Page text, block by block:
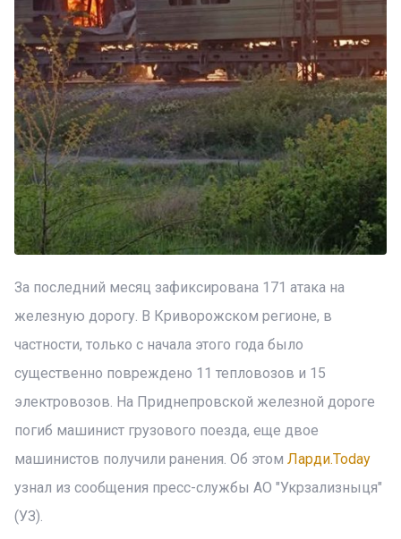
За последний месяц зафиксирована 171 атака на
железную дорогу. В Криворожском регионе, в
частности, только с начала этого года было
существенно повреждено 11 тепловозов и 15
электровозов. На Приднепровской железной дороге
погиб машинист грузового поезда, еще двое
машинистов получили ранения. Об этом Ларди.Today
узнал из сообщения пресс-службы АО "Укрзализныця"
(УЗ).